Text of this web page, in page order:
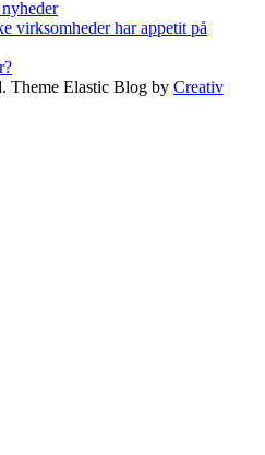
virksomheder har appetit på
Theme Elastic Blog by Creativ